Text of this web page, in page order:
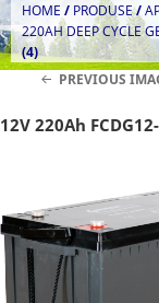
HOME / PRODUSE/
220AH DEEP CYCLE
(4)
PREVIOUS
12V 220Ah